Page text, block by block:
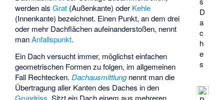
D
a
c
h
e
s
werden alsGrat (Außenkante) oder Kehle
(Innenkante) bezeichnet. Einen Punkt, an dem drei
oder mehr Dachflächen aufeinanderstoßen, nennt
manAnfallspunkt.
Ein Dach versucht immer, möglichst einfachen
geometrischen Formen zu folgen, im allgemeinen
Fall Rechtecken.Dachausmittlungnennt man die
Übertragung aller Kanten des Daches in den
Grundriss. Sitzt ein Dach einem aus mehreren